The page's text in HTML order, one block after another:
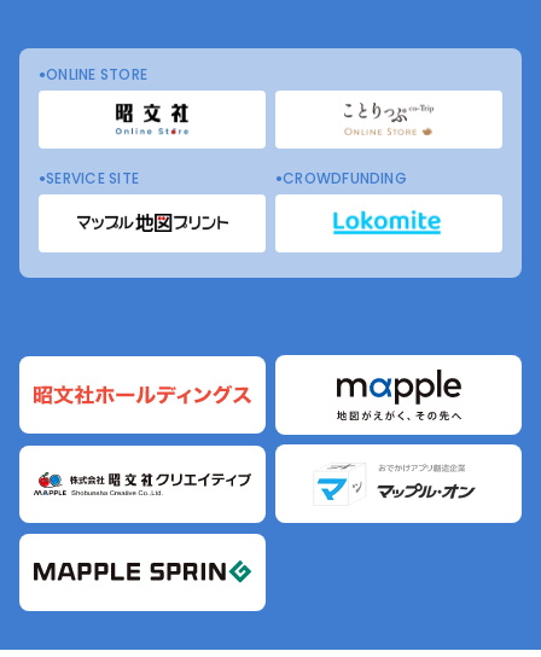
ONLINE STORE
SERVICE SITE CROWDFUNDING